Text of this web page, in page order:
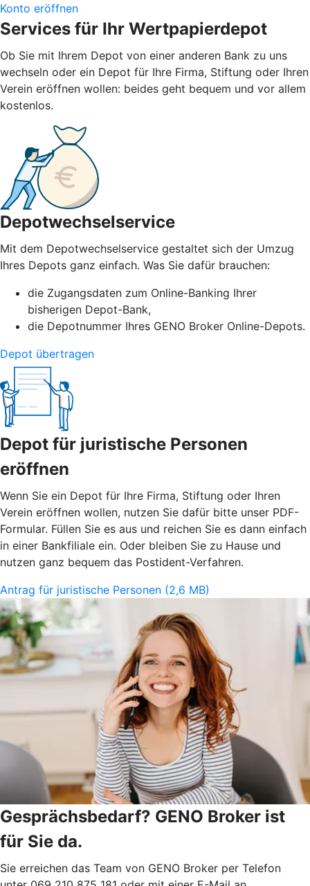
Konto eröffnen
Services für Ihr Wertpapierdepot
Ob Sie mit Ihrem Depot von einer anderen Bank zu uns
wechseln oder ein Depot für Ihre Firma, Stiftung oder Ihren
Verein eröffnen wollen: beides geht bequem und vor allem
kostenlos.
Depotwechselservice
Mit dem Depotwechselservice gestaltet sich der Umzug
Ihres Depots ganz einfach. Was Sie dafür brauchen:
die Zugangsdaten zum Online-Banking Ihrer
bisherigen Depot-Bank,
die Depotnummer Ihres GENO Broker Online-Depots.
Depot übertragen
Depot für juristische Personen
eröffnen
Wenn Sie ein Depot für Ihre Firma, Stiftung oder Ihren
Verein eröffnen wollen, nutzen Sie dafür bitte unser PDF-
Formular. Füllen Sie es aus und reichen Sie es dann einfach
in einer Bankfiliale ein. Oder bleiben Sie zu Hause und
nutzen ganz bequem das Postident-Verfahren.
Antrag für juristische Personen (2,6 MB)
Gesprächsbedarf? GENO Broker ist
für Sie da.
Sie erreichen das Team von GENO Broker per Telefon